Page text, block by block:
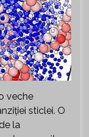
veche
sticlei. O
la